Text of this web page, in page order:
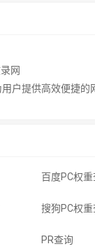
网
户提供高效便捷
百度PC权重
搜狗PC权重
PR查询